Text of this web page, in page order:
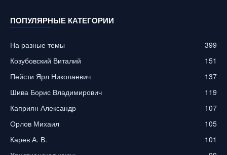
ПОПУЛЯРНЫЕ КАТЕГОРИИ
На разные темы
399
Козубовский Виталий
151
Пейсти Ярл Николаевич
137
Шива Борис Владимирович
119
Каприян Александр
107
Орлов Михаил
105
Карев А. В.
101